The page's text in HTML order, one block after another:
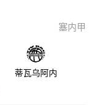
塞内甲
蒂瓦乌阿内